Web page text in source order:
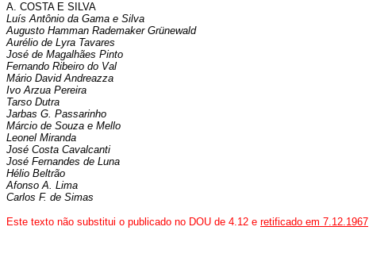
A. COSTA E SILVA
Luís Antônio da Gama e Silva
Augusto Hamman Rademaker Grünewald
Aurélio de Lyra Tavares
José de Magalhães Pinto
Fernando Ribeiro do Val
Mário David Andreazza
Ivo Arzua Pereira
Tarso Dutra
Jarbas G. Passarinho
Márcio de Souza e Mello
Leonel Miranda
José Costa Cavalcanti
José Fernandes de Luna
Hélio Beltrão
Afonso A. Lima
Carlos F. de Simas
Este texto não substitui o publicado no DOU de 4.12 e retificado em 7.12.1967